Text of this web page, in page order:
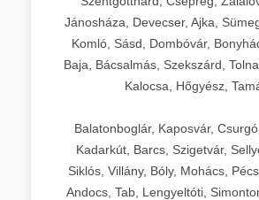
Jánosháza, Devecser, Ajka,
Komló, Sásd, Dombóvár,
Baja, Bácsalmás, Szekszárd,
Kalocsa, Hőgyész,
Balatonboglár, Kaposvár,
Kadarkút, Barcs, Szigetvár,
Siklós, Villány, Bóly, Mohács,
Andocs, Tab, Lengyeltóti,